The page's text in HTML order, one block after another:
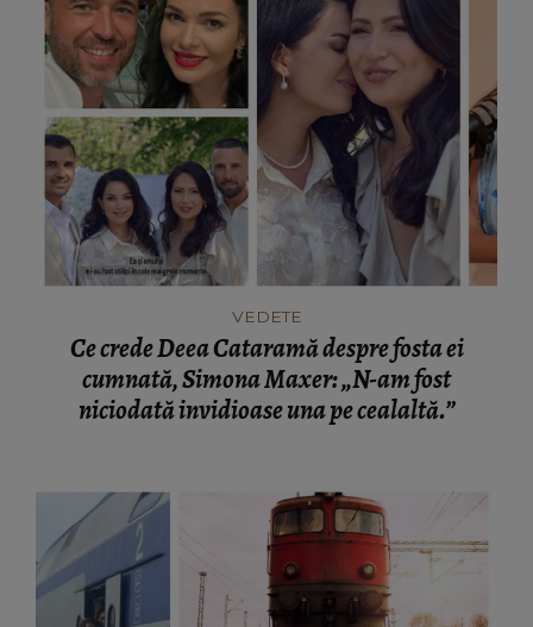
VEDETE
Ce crede Deea Cataramă despre fosta ei
cumnată, Simona Maxer: „N-am fost
niciodată invidioase una pe cealaltă.”